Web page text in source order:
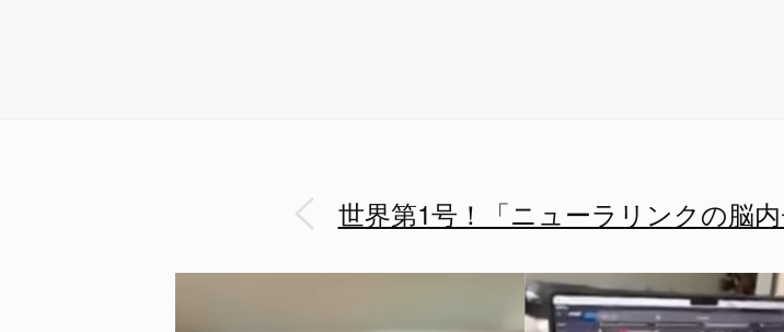
世界第1号！「ニューラリンクの脳